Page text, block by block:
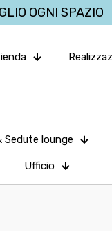
OGNI SPAZIO
Sedute lounge
Ufficio